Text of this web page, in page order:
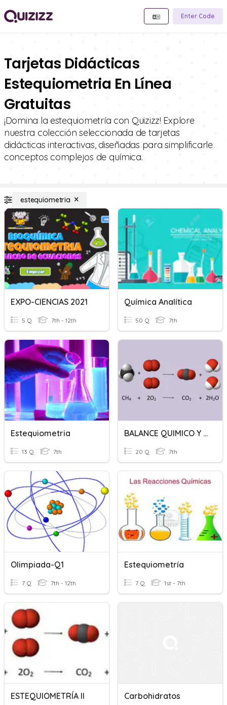
Enter Code
Tarjetas Didácticas
Estequiometria En Línea
Gratuitas
¡Domina la estequiometría con Quizizz! Explore
nuestra colección seleccionada de tarjetas
didácticas interactivas, diseñadas para simplificarle
conceptos complejos de química.
estequiometria
EXPO-CIENCIAS 2021
5 Q 7th - 12th
Química Analítica
50 Q 7th
Estequiometria
13 Q 7th
BALANCE QUIMICO Y ESTEQUIOMETRIA
20 Q 7th
Olimpiada-Q1
7 Q 7th - 12th
Estequiometría
7 Q 1st - 7th
ESTEQUIOMETRÍA II Carbohidratos